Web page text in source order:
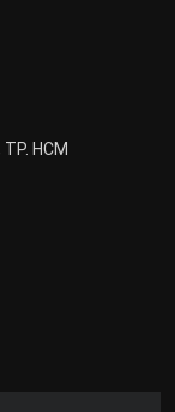
HCM